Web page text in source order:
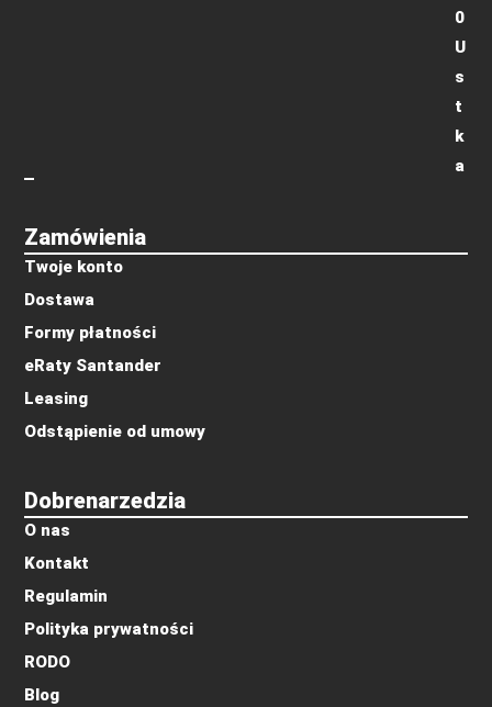
Dobrenarzedzia
O nas
Kontakt
Regulamin
Polityka prywatności
RODO
Blog
Zamówienia
Twoje konto
Dostawa
Formy płatności
eRaty Santander
Leasing
Odstąpienie od umowy
0
U
s
t
k
a